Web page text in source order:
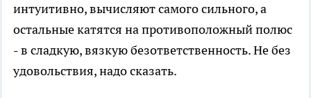
интуитивно, вычисляют самого сильного, а
остальные катятся на противоположный полюс
- в сладкую, вязкую безответственность. Не без
удовольствия, надо сказать.